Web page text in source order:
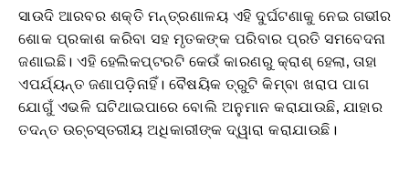
ସାଉଦି ଆରବର ଶକ୍ତି ମନ୍ତ୍ରଣାଳୟ ଏହି ଦୁର୍ଘଟଣାକୁ ନେଇ ଗଭୀର
ଶୋକ ପ୍ରକାଶ କରିବା ସହ ମୃତକଙ୍କ ପରିବାର ପ୍ରତି ସମବେଦନା
ଜଣାଇଛି। ଏହି ହେଲିକପ୍ଟରଟି କେଉଁ କାରଣରୁ କ୍ରାଶ୍ ହେଲା, ତାହା
ଏପର୍ଯ୍ୟନ୍ତ ଜଣାପଡ଼ିନାହିଁ। ବୈଷୟିକ ତ୍ରୁଟି କିମ୍ବା ଖରାପ ପାଗ
ଯୋଗୁଁ ଏଭଳି ଘଟିଥାଇପାରେ ବୋଲି ଅନୁମାନ କରାଯାଉଛି, ଯାହାର
ତଦନ୍ତ ଉଚ୍ଚସ୍ତରୀୟ ଅଧିକାରୀଙ୍କ ଦ୍ୱାରା କରାଯାଉଛି।